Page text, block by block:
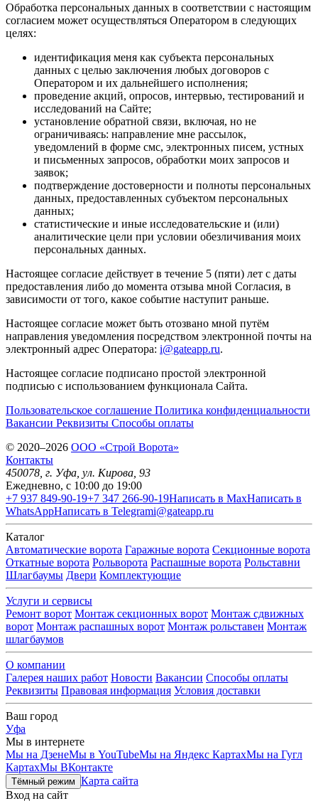
Обработка персональных данных в соответствии с настоящим
согласием может осуществляться Оператором в следующих
целях:
идентификация меня как субъекта персональных
данных с целью заключения любых договоров с
Оператором и их дальнейшего исполнения;
проведение акций, опросов, интервью, тестирований и
исследований на Сайте;
установление обратной связи, включая, но не
ограничиваясь: направление мне рассылок,
уведомлений в форме смс, электронных писем, устных
и письменных запросов, обработки моих запросов и
заявок;
подтверждение достоверности и полноты персональных
данных, предоставленных субъектом персональных
данных;
статистические и иные исследовательские и (или)
аналитические цели при условии обезличивания моих
персональных данных.
Настоящее согласие действует в течение 5 (пяти) лет с даты
предоставления либо до момента отзыва мной Согласия, в
зависимости от того, какое событие наступит раньше.
Настоящее согласие может быть отозвано мной путём
направления уведомления посредством электронной почты на
электронный адрес Оператора: i@gateapp.ru.
Настоящее согласие подписано простой электронной
подписью с использованием функционала Сайта.
Пользовательское соглашение Политика конфиденциальности
Вакансии Реквизиты Способы оплаты
© 2020–2026 OOO «Строй Ворота»
Контакты
450078 , г. Уфа ул. Кирова, 93
Ежедневно, с 10:00 до 19:00
+7 937 849-90-19+7 347 266-90-19Написать в MaxНаписать в
WhatsAppНаписать в Telegrami@gateapp.ru
Каталог
Автоматические ворота Гаражные ворота Секционные ворота
Откатные ворота Рольворота Распашные ворота Рольставни
Шлагбаумы Двери Комплектующие
Услуги и сервисы
Ремонт ворот Монтаж секционных ворот Монтаж сдвижных
ворот Монтаж распашных ворот Монтаж рольставен Монтаж
шлагбаумов
О компании
Галерея наших работ Новости Вакансии Способы оплаты
Реквизиты Правовая информация Условия доставки
Ваш город
Уфа
Мы в интернете
Мы на ДзенеМы в YouTubeМы на Яндекс КартахМы на Гугл
КартахМы ВКонтакте
Тёмный режим Карта сайта
Вход на сайт